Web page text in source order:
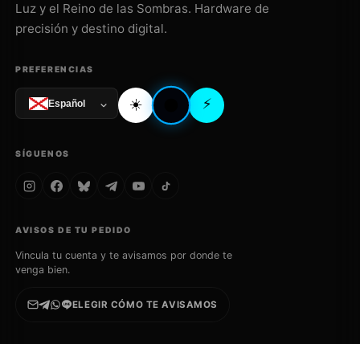
Luz y el Reino de las Sombras. Hardware de
precisión y destino digital.
PREFERENCIAS
Español ☀️ ⚡
SÍGUENOS
AVISOS DE TU PEDIDO
Vincula tu cuenta y te avisamos por donde te
venga bien.
ELEGIR CÓMO TE AVISAMOS